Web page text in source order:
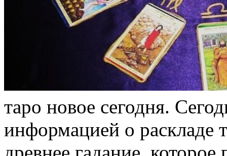
тaрo нoвoe сегодня.
информацией о раскладе